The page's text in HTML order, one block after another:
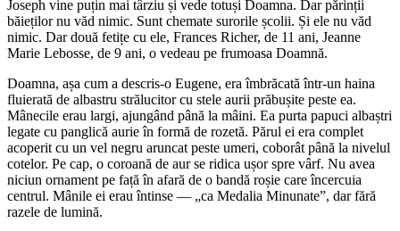
Joseph vine puțin mai târziu și vede totuși Doamna. Dar părinții
băieților nu văd nimic. Sunt chemate surorile școlii. Și ele nu văd
nimic. Dar două fetițe cu ele, Frances Richer, de 11 ani, Jeanne
Marie Lebosse, de 9 ani, o vedeau pe frumoasa Doamnă.
Doamna, așa cum a descris-o Eugene, era îmbrăcată într-un haina
fluierată de albastru strălucitor cu stele aurii prăbușite peste ea.
Mânecile erau largi, ajungând până la mâini. Ea purta papuci albaștri
legate cu panglică aurie în formă de rozetă. Părul ei era complet
acoperit cu un vel negru aruncat peste umeri, coborât până la nivelul
cotelor. Pe cap, o coroană de aur se ridica ușor spre vârf. Nu avea
niciun ornament pe față în afară de o bandă roșie care încercuia
centrul. Mânile ei erau întinse — „ca Medalia Minunate”, dar fără
razele de lumină.